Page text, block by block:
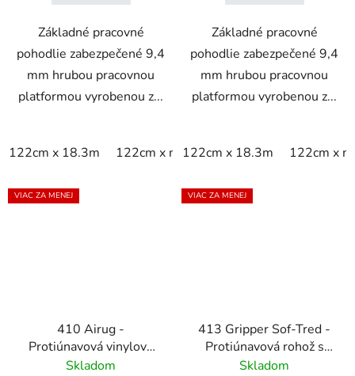
Základné pracovné
pohodlie zabezpečené 9,4
mm hrubou pracovnou
platformou vyrobenou z...
122cm x 18.3m 122cm x m 60cm x 18.3m 60cm x
Základné pracovné
pohodlie zabezpečené 9,4
mm hrubou pracovnou
platformou vyrobenou z...
122cm x 18.3m 122cm x m
VIAC ZA MENEJ
410 Airug -
Protiúnavová vinylová
rohož s rebrovým
Skladom
VIAC ZA MENEJ
413 Gripper Sof-Tred -
Protiúnavová rohož s
vrstvou Dyna-Shield a
Skladom